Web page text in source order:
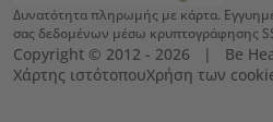
Δυνατότητα πληρωμής με κάρτα.
σας δεδομένων μέσω κρυπτογράφησης
Copyright © 2012 - 2026   |   Be
Χάρτης ιστότοπουΧρήση των